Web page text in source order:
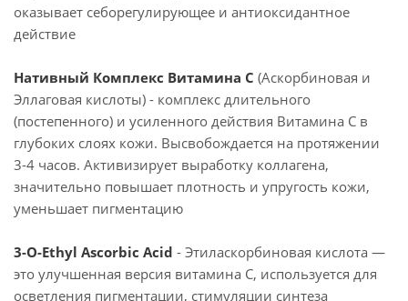
оказывает себорегулирующее и антиоксидантное
действие
Нативный Комплекс Витамина С (Аскорбиновая и
Эллаговая кислоты) - комплекс длительного
(постепенного) и усиленного действия Витамина С в
глубоких слоях кожи. Высвобождается на протяжении
3-4 часов. Активизирует выработку коллагена,
значительно повышает плотность и упругость кожи,
уменьшает пигментацию
3-O-Ethyl Ascorbic Acid - Этиласкорбиновая кислота —
это улучшенная версия витамина С, используется для
осветления пигментации, стимуляции синтеза